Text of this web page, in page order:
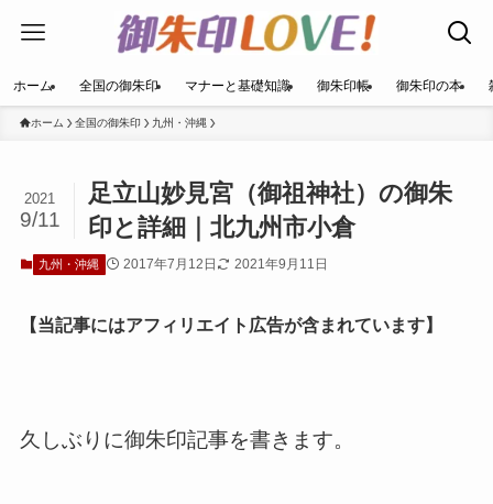
ホーム 全国の御朱印 マナーと基礎知識 御朱印帳 御朱印の本
ホーム 全国の御朱印 九州・沖縄
足立山妙見宮（御祖神社）の御朱
印と詳細｜北九州市小倉
2021
9/11
九州・沖縄 2017年7月12日 2021年9月11日
【当記事にはアフィリエイト広告が含まれています】
久しぶりに御朱印記事を書きます。